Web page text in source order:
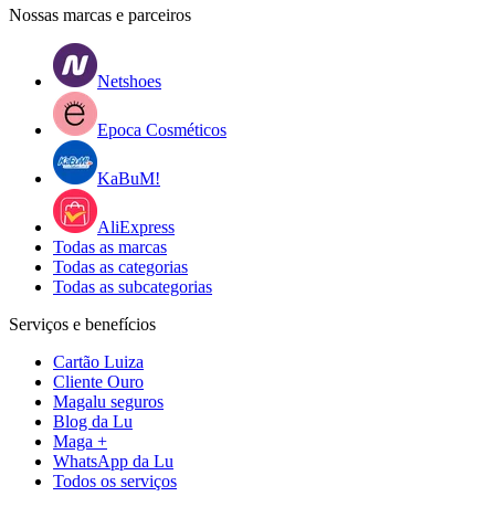
Nossas marcas e parceiros
Netshoes
Epoca Cosméticos
KaBuM!
AliExpress
Todas as marcas
Todas as categorias
Todas as subcategorias
Serviços e benefícios
Cartão Luiza
Cliente Ouro
Magalu seguros
Blog da Lu
Maga +
WhatsApp da Lu
Todos os serviços